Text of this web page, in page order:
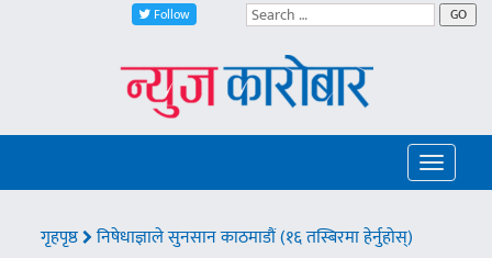
Follow GO
Toggle
गृहपृष्ठ निषेधाज्ञाले सुनसान काठमाडौं (१६ तस्बिरमा हेर्नुहोस्)